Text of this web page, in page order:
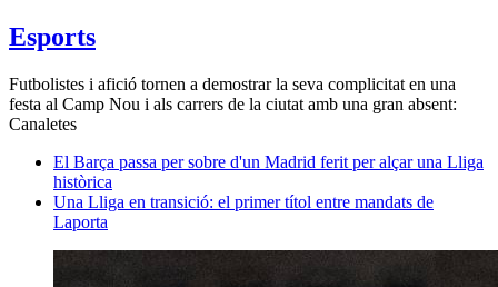
Esports
Futbolistes i afició tornen a demostrar la seva complicitat en una
festa al Camp Nou i als carrers de la ciutat amb una gran absent:
Canaletes
El Barça passa per sobre d'un Madrid ferit per alçar una Lliga
històrica
Una Lliga en transició: el primer títol entre mandats de
Laporta